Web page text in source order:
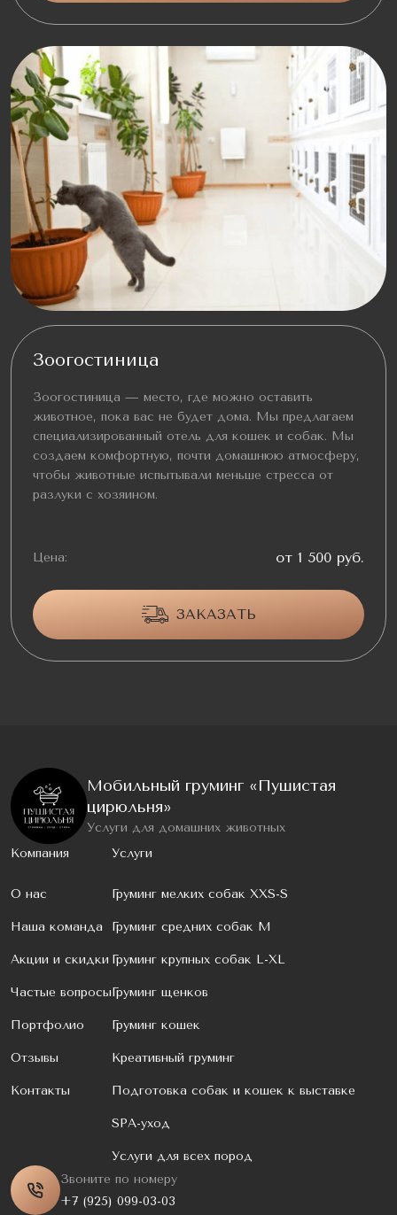
Зоогостиница
Зоогостиница — место, где можно оставить
животное, пока вас не будет дома. Мы предлагаем
специализированный отель для кошек и собак. Мы
создаем комфортную, почти домашнюю атмосферу,
чтобы животные испытывали меньше стресса от
разлуки с хозяином.
Цена: от 1 500 руб.
ЗАКАЗАТЬ
Мобильный груминг «Пушистая
цирюльня»
Услуги для домашних животных
Компания
О нас
Наша команда
Акции и скидки
Частые вопросы
Портфолио
Отзывы
Контакты
Услуги
Груминг мелких собак XXS-S
Груминг средних собак M
Груминг крупных собак L-XL
Груминг щенков
Груминг кошек
Креативный груминг
Подготовка собак и кошек к выставке
SPA-уход
Услуги для всех пород
Звоните по номеру
+7 (925) 099-03-03